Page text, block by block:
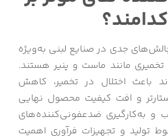
جدی در صنایع لبنی به‌ویژه
تخمیری مانند ماست و پنیر هستند.
باعث اختلال در تخمیر، کاهش
و افت کیفیت محصول نهایی
و به‌کارگیری ضدعفونی‌کننده‌های
تولید و تجهیزات فرآوری اهمیت